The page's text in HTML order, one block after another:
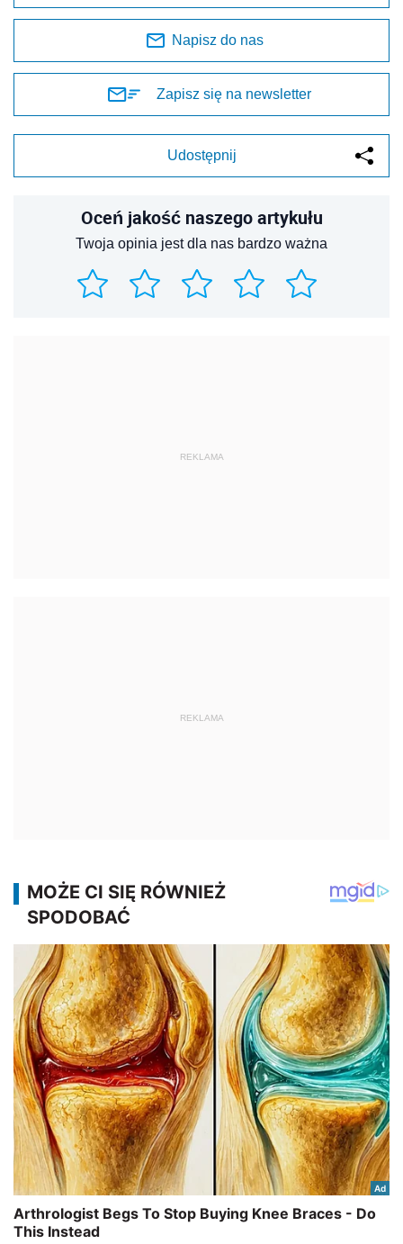
Napisz do nas
Zapisz się na newsletter
Udostępnij
Oceń jakość naszego artykułu
Twoja opinia jest dla nas bardzo ważna
REKLAMA
REKLAMA